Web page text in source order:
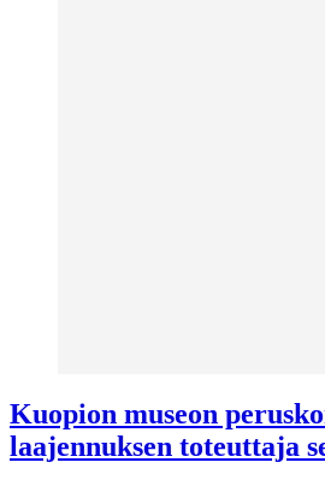
Kuopion museon
laajennuksen toteuttaja